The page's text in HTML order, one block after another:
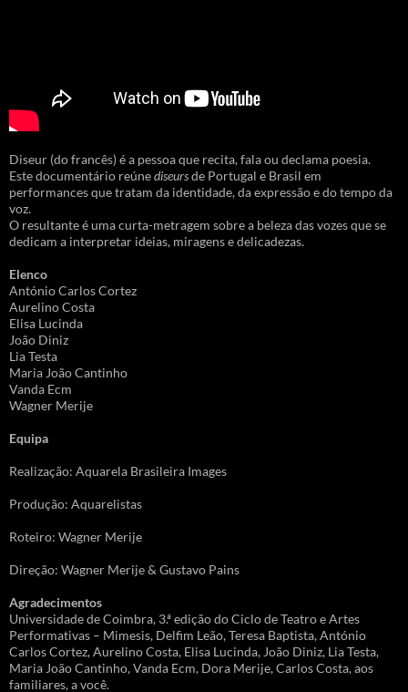
Diseur (do francês) é a pessoa que recita, fala ou declama poesia.
Este documentário reúnediseursde Portugal e Brasil em
performances que tratam da identidade, da expressão e do tempo da
voz.
O resultante é uma curta-metragem sobre a beleza das vozes que se
dedicam a interpretar ideias, miragens e delicadezas.
Elenco
António Carlos Cortez
Aurelino Costa
Elisa Lucinda
João Diniz
Lia Testa
Maria João Cantinho
Vanda Ecm
Wagner Merije
Equipa
Realização: Aquarela Brasileira Images
Produção: Aquarelistas
Roteiro: Wagner Merije
Direção: Wagner Merije & Gustavo Pains
Agradecimentos
Universidade de Coimbra, 3.ª edição do Ciclo de Teatro e Artes
Performativas – Mimesis, Delfim Leão, Teresa Baptista, António
Carlos Cortez, Aurelino Costa, Elisa Lucinda, João Diniz, Lia Testa,
Maria João Cantinho, Vanda Ecm, Dora Merije, Carlos Costa, aos
familiares, a você.